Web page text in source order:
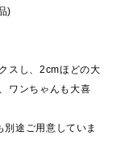
)
スし、2cmほどの大
ワンちゃんも大喜
途ご用意していま